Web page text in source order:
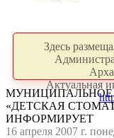
Здесь
Актуальная
МУНИЦИПАЛЬНОЕ
«ДЕТСКАЯ
ИНФОРМИРУЕТ
16 апреля 2007 г.